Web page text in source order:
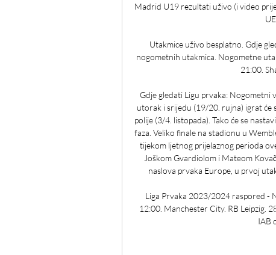
Madrid U19 rezultati uživo (i video
Utakmice uživo besplatno. Gdje
nogometnih utakmica. Nogometne
21:00.
Gdje gledati Ligu prvaka:
utorak i srijedu (19/20. rujna) igrat će
polije (3/4. listopada). Tako će se
faza. Veliko finale na stadionu u
tijekom ljetnog prijelaznog perioda
Joškom Gvardiolom i Mateom
naslova prvaka Europe, u prvoj
Liga Prvaka 2023/2024 raspored -
12:00. Manchester City. RB Leipzig.
IAB